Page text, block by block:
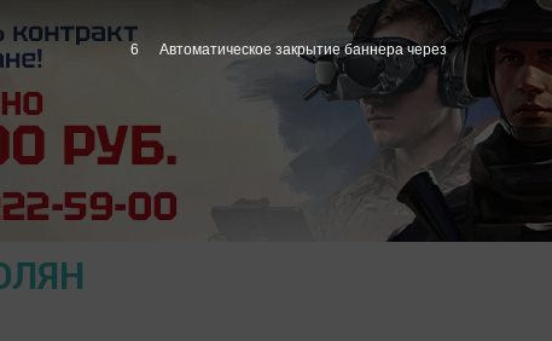
5 Автоматическое закрытие баннера через